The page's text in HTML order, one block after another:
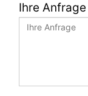
Ihre Anfrage